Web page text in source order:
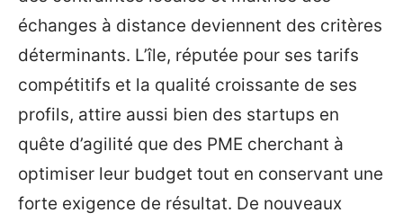
échanges à distance deviennent des critères
déterminants. L’île, réputée pour ses tarifs
compétitifs et la qualité croissante de ses
profils, attire aussi bien des startups en
quête d’agilité que des PME cherchant à
optimiser leur budget tout en conservant une
forte exigence de résultat. De nouveaux